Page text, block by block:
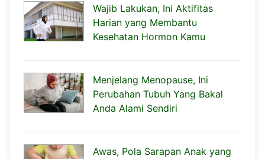
Wajib Lakukan, Ini Aktifitas
Harian yang Membantu
Kesehatan Hormon Kamu
Menjelang Menopause, Ini
Perubahan Tubuh Yang Bakal
Anda Alami Sendiri
Awas, Pola Sarapan Anak yang